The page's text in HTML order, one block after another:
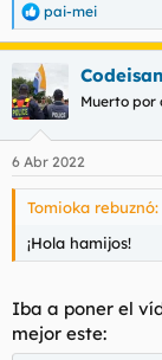
R
e
a
c
c
i
e
s
pai-mei
Muerto por
6 Abr 2022
Tomioka rebuznó:
¡Hola hamijos!
Iba a poner el
mejor este: